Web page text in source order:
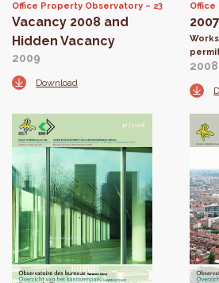
Office Property Observatory 23
Vacancy 2008 and
Hidden Vacancy
2009
Download
2008